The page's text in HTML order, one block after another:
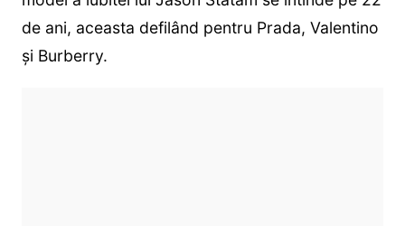
de ani, aceasta defilând pentru Prada, Valentino
și Burberry.